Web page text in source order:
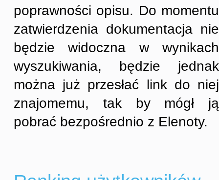
poprawności opisu. Do momentu
zatwierdzenia dokumentacja nie
będzie widoczna w wynikach
wyszukiwania, będzie jednak
można już przesłać link do niej
znajomemu, tak by mógł ją
pobrać bezpośrednio z Elenoty.